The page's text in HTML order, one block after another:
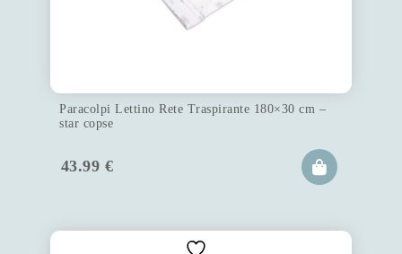
Paracolpi Lettino Rete Traspirante 180×30 cm –
star copse
43.99 €